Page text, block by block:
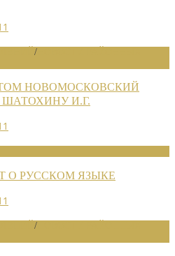
/
НОВОМОСКОВСКИЙ
И.Г.
О РУССКОМ ЯЗЫКЕ
/